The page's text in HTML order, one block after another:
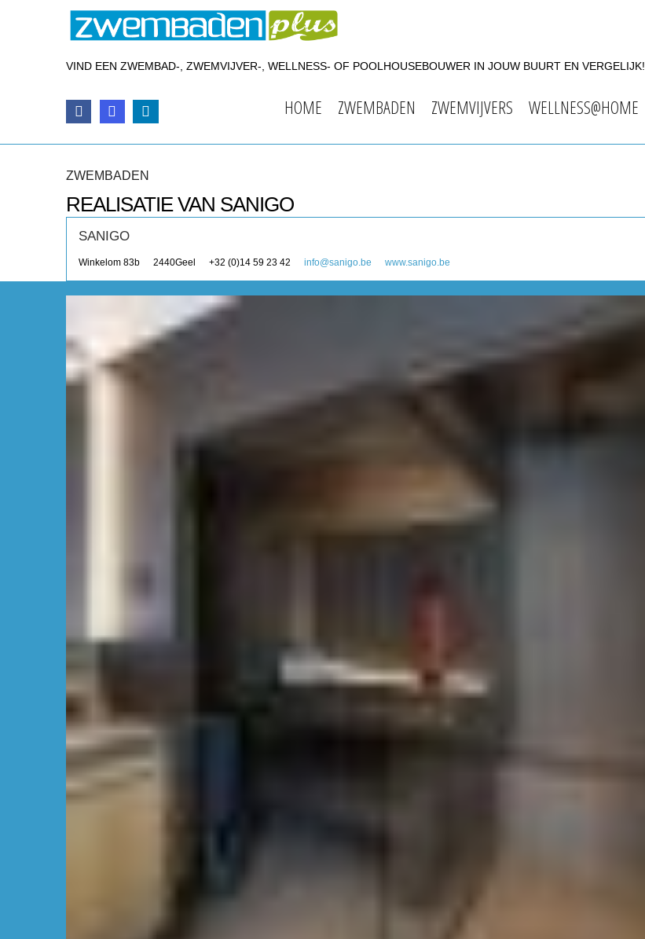
VIND EEN ZWEMBAD-, ZWEMVIJVER-, WELLNESS- OF POOLHOUSEBOUWER IN JOUW BUURT EN VERGELIJK!
HOME ZWEMBADEN ZWEMVIJVERS WELLNESS@HOME
ZWEMBADEN
REALISATIE VAN SANIGO
SANIGO
Winkelom 83b 2440Geel +32 (0)14 59 23 42 info@sanigo.be www.sanigo.be